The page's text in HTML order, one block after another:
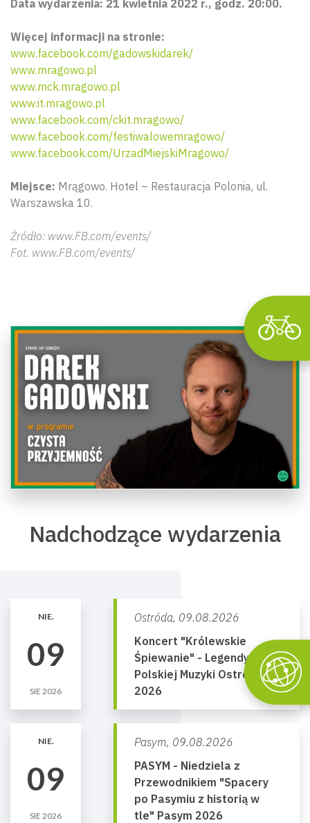
Data wydarzenia: 21 kwietnia 2022 r., godz. 20:00.
Więcej informacji na stronie:
www.facebook.com/gadowskidarek/
www.mragowo.pl
www.mck.mragowo.pl
www.it.mragowo.pl
www.facebook.com/ckit.mragowo/
www.facebook.com/festiwalowemragowo/
www.facebook.com/UrzadMiejskiMragowo/
Miejsce: Mrągowo. Hotel – Restauracja Polonia, ul.
Warszawska 10.
Źródło: www.FB.com/events/
Fot. www.FB.com/events/
Nadchodzące wydarzenia
NIE.
09
SIE 2026
Ostróda, 09.08.2026
Koncert "Królewskie
Śpiewanie" - Legendy
Polskiej Muzyki Ostróda
2026
NIE.
09
SIE 2026
Pasym, 09.08.2026
PASYM - Niedziela z
Przewodnikiem "Spacery
po Pasymiu z historią w
tle" Pasym 2026